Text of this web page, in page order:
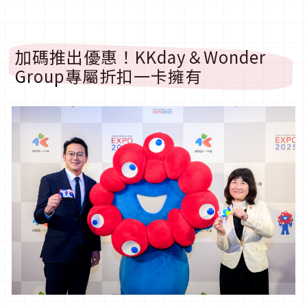
加碼推出優惠！KKday＆Wonder
Group專屬折扣一卡擁有